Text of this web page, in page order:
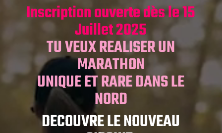
Inscription ouverte dès le 15
Juillet 2025
TU VEUX REALISER UN
MARATHON
UNIQUE ET RARE DANS LE
NORD
DECOUVRE LE NOUVEAU